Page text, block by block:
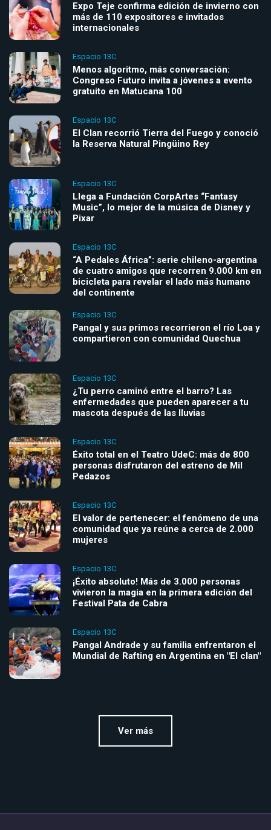
Expo Teje confirma edición de invierno con
más de 110 expositores e invitados
internacionales
Espacio 13C
Menos algoritmo, más conversación:
Congreso Futuro invita a jóvenes a evento
gratuito en Matucana 100
Espacio 13C
El Clan recorrió Tierra del Fuego y conoció
la Reserva Natural Pingüino Rey
Espacio 13C
Llega a Fundación CorpArtes “Fantasy
Music”, lo mejor de la música de Disney y
Pixar
Espacio 13C
“A Pedales África”: serie chileno-argentina
de cuatro amigos que recorren 9.000 km en
bicicleta para revelar el lado más humano
del continente
Espacio 13C
Pangal y sus primos recorrieron el río Loa y
compartieron con comunidad Quechua
Espacio 13C
¿Tu perro caminó entre el barro? Las
enfermedades que pueden aparecer a tu
mascota después de las lluvias
Espacio 13C
Éxito total en el Teatro UdeC: más de 800
personas disfrutaron del estreno de Mil
Pedazos
Espacio 13C
El valor de pertenecer: el fenómeno de una
comunidad que ya reúne a cerca de 2.000
mujeres
Espacio 13C
¡Éxito absoluto! Más de 3.000 personas
vivieron la magia en la primera edición del
Festival Pata de Cabra
Espacio 13C
Pangal Andrade y su familia enfrentaron el
Mundial de Rafting en Argentina en "El clan"
Ver más